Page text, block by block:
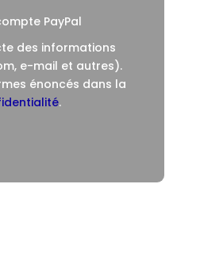
PayPal
des informations
e-mail et autres).
énoncés dans la
.